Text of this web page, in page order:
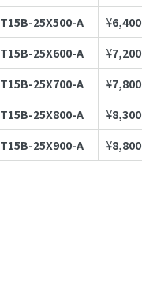
T15B-25X500-A ¥6,400
T15B-25X600-A ¥7,200
T15B-25X700-A ¥7,800
T15B-25X800-A ¥8,300
T15B-25X900-A ¥8,800